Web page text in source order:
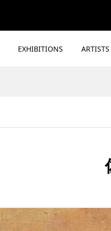
EXHIBITIONS ARTISTS